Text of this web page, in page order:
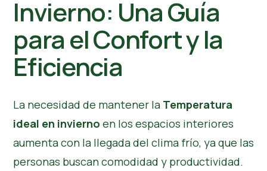
Invierno: Una Guía
para el Confort y la
Eficiencia
La necesidad de mantener la Temperatura
ideal en invierno en los espacios interiores
aumenta con la llegada del clima frío, ya que las
personas buscan comodidad y productividad.